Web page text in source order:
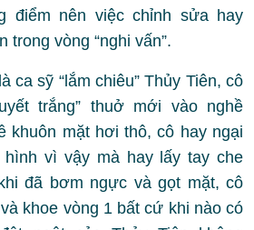
điểm nên việc chỉnh sửa hay
trong vòng “nghi vấn”.
ca sỹ “lắm chiêu” Thủy Tiên, cô
trắng” thuở mới vào nghề
khuôn mặt hơi thô, cô hay ngại
hình vì vậy mà hay lấy tay che
đã bơm ngực và gọt mặt, cô
khoe vòng 1 bất cứ khi nào có